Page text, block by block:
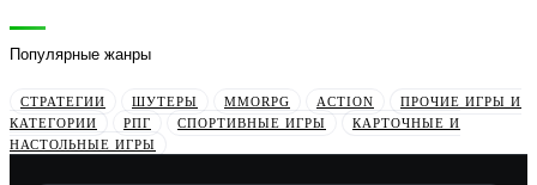
Популярные жанры
СТРАТЕГИИ ШУТЕРЫ MMORPG ACTION
ПРОЧИЕ ИГРЫ И
КАТЕГОРИИ
РПГ СПОРТИВНЫЕ ИГРЫ
КАРТОЧНЫЕ И
НАСТОЛЬНЫЕ ИГРЫ